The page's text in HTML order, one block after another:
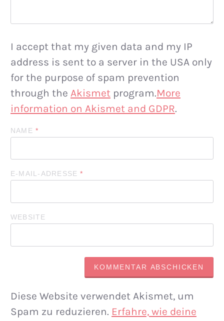
I accept that my given data and my IP
address is sent to a server in the USA only
for the purpose of spam prevention
through the Akismet program.More
information on Akismet and GDPR.
NAME*
E-MAIL-ADRESSE*
WEBSITE
Diese Website verwendet Akismet, um
Spam zu reduzieren. Erfahre, wie deine